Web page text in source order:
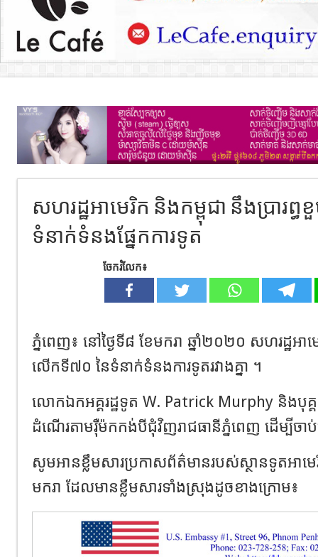
សហរដ្ឋអាមេរិក និងកម្ពុជា នឹងប្រារ
ទំនាក់ទំនង​ផ្នែកការទូត
ចែករំលែក៖
ភ្នំពេញ៖ នៅថ្ងៃទី៨ ខែមករា ឆ្នាំ២០២០ សហរដ្ឋអាម
លើកទី៧០ នៃទំនាក់ទំនង​ការទូត​​រវាងគ្នា ។
លោកឯកអគ្គរដ្ឋទូត W. Patrick Murphy និងបុគ្គ
ដំណើរតាមរ៉ឺម៉កកង់បី​ជុំវិញ​រាជធានី​ភ្នំពេញ ដើម្បីចាប់
សូមអានខ្លឹមសារ​ប្រកាសព័ត៌មាន​របស់ស្ថានទូត​អាមេរិ
មករា ដែលមានខ្លឹមសារទាំងស្រុងដូចខាងក្រោម៖